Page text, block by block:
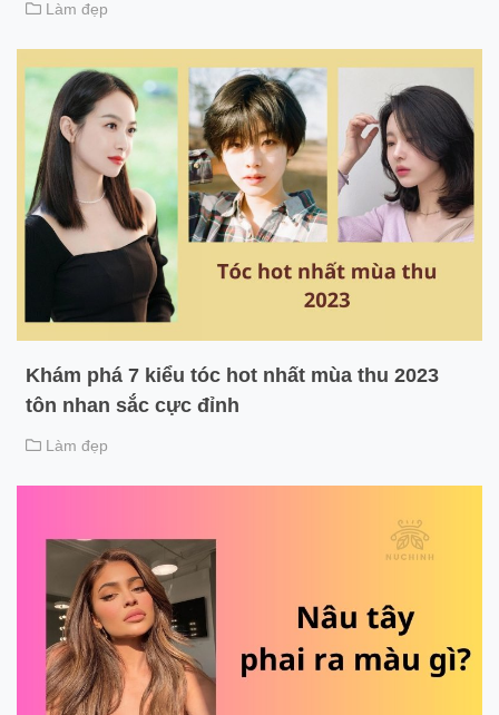
Làm đẹp
Khám phá 7 kiểu tóc hot nhất mùa thu 2023
tôn nhan sắc cực đỉnh
Làm đẹp